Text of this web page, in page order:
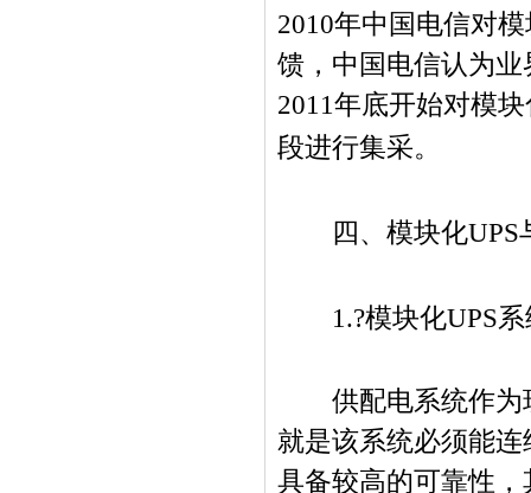
2010年中国电信对
馈，中国电信认为
2011年底开始对模块
段进行集采。
四、模块化UPS
1.?模块化UPS
供配电系统作为
就是该系统必须能
具备较高的可靠性